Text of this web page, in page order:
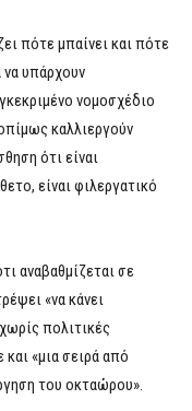
πότε μπαίνει και πότε
να υπάρχουν
νομοσχέδιο
καλλιεργούν
ότι είναι
είναι φιλεργατικό
αναβαθμίζεται σε
«να κάνει
πολιτικές
«μια σειρά από
του οκταώρου».